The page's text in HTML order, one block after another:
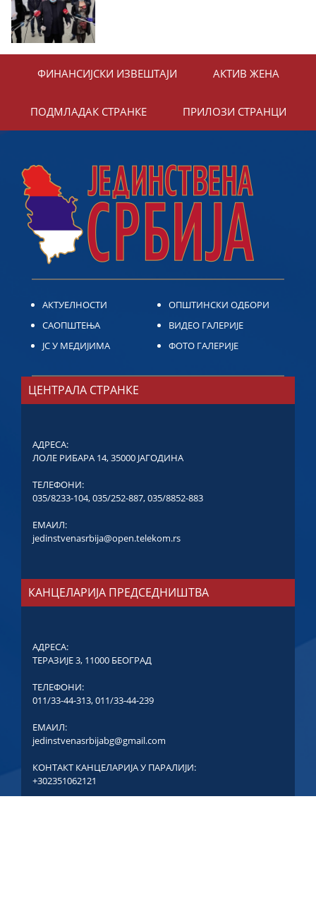
ФИНАНСИЈСКИ ИЗВЕШТАЈИ АКТИВ ЖЕНА
ПОДМЛАДАК СТРАНКЕ ПРИЛОЗИ СТРАНЦИ
АКТУЕЛНОСТИ
САОПШТЕЊА
ЈС У МЕДИЈИМА
ОПШТИНСКИ ОДБОРИ
ВИДЕО ГАЛЕРИЈЕ
ФОТО ГАЛЕРИЈЕ
ЦЕНТРАЛА СТРАНКЕ
АДРЕСА:
ЛОЛЕ РИБАРА 14, 35000 ЈАГОДИНА
ТЕЛЕФОНИ:
035/8233-104,035/252-887,035/8852-883
ЕМАИЛ:
jedinstvenasrbija@open.telekom.rs
КАНЦЕЛАРИЈА ПРЕДСЕДНИШТВА
АДРЕСА:
ТЕРАЗИЈЕ 3, 11000 БЕОГРАД
ТЕЛЕФОНИ:
011/33-44-313,011/33-44-239
ЕМАИЛ:
jedinstvenasrbijabg@gmail.com
КОНТАКТ КАНЦЕЛАРИЈА У ПАРАЛИЈИ:
+302351062121